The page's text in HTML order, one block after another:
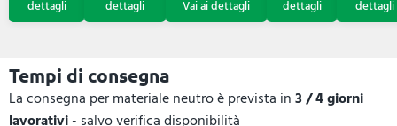
Tempi di consegna
La consegna per materiale neutro è prevista in3 / 4 giorni
lavorativi- salvo verifica disponibilità